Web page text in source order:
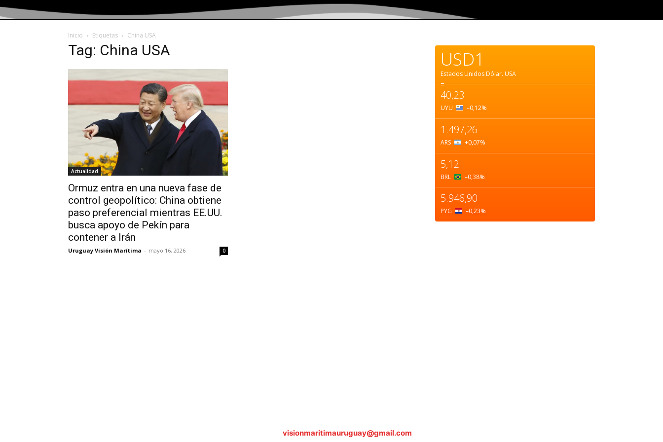
Inicio Etiquetas China USA
Tag: China USA
Actualidad
Ormuz entra en una nueva fase de
control geopolítico: China obtiene
paso preferencial mientras EE.UU.
busca apoyo de Pekín para
contener a Irán
Uruguay Visión Marítima - mayo 16, 2026 0
USD1
Estados Unidos Dólar. USA
=
40,23
UYU –0,12%
1.497,26
ARS +0,07%
5,12
BRL –0,38%
5.946,90
PYG –0,23%
visionmaritimauruguay@gmail.com